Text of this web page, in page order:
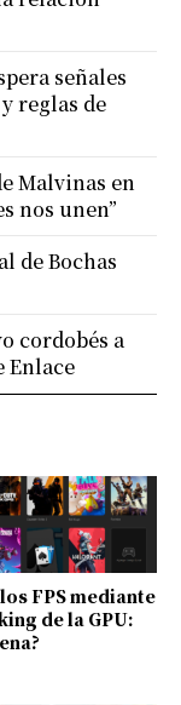
FPS mediante
de la GPU:
señales
reglas de
Malvinas en
nos unen”
de Bochas
cordobés a
Enlace